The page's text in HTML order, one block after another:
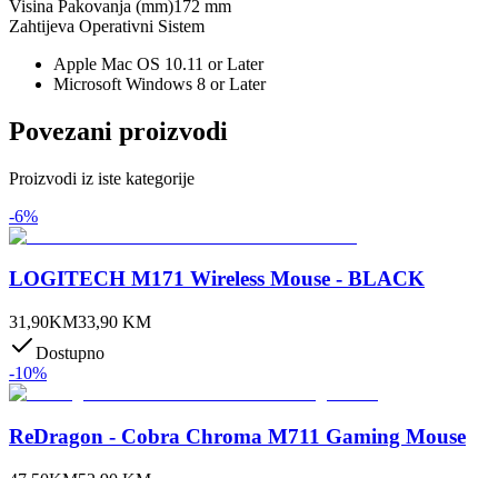
Visina Pakovanja (mm)172 mm
Zahtijeva Operativni Sistem
Apple Mac OS 10.11 or Later
Microsoft Windows 8 or Later
Povezani proizvodi
Proizvodi iz iste kategorije
-6%
LOGITECH M171 Wireless Mouse - BLACK
31,90KM33,90 KM
Dostupno
-10%
ReDragon - Cobra Chroma M711 Gaming Mouse